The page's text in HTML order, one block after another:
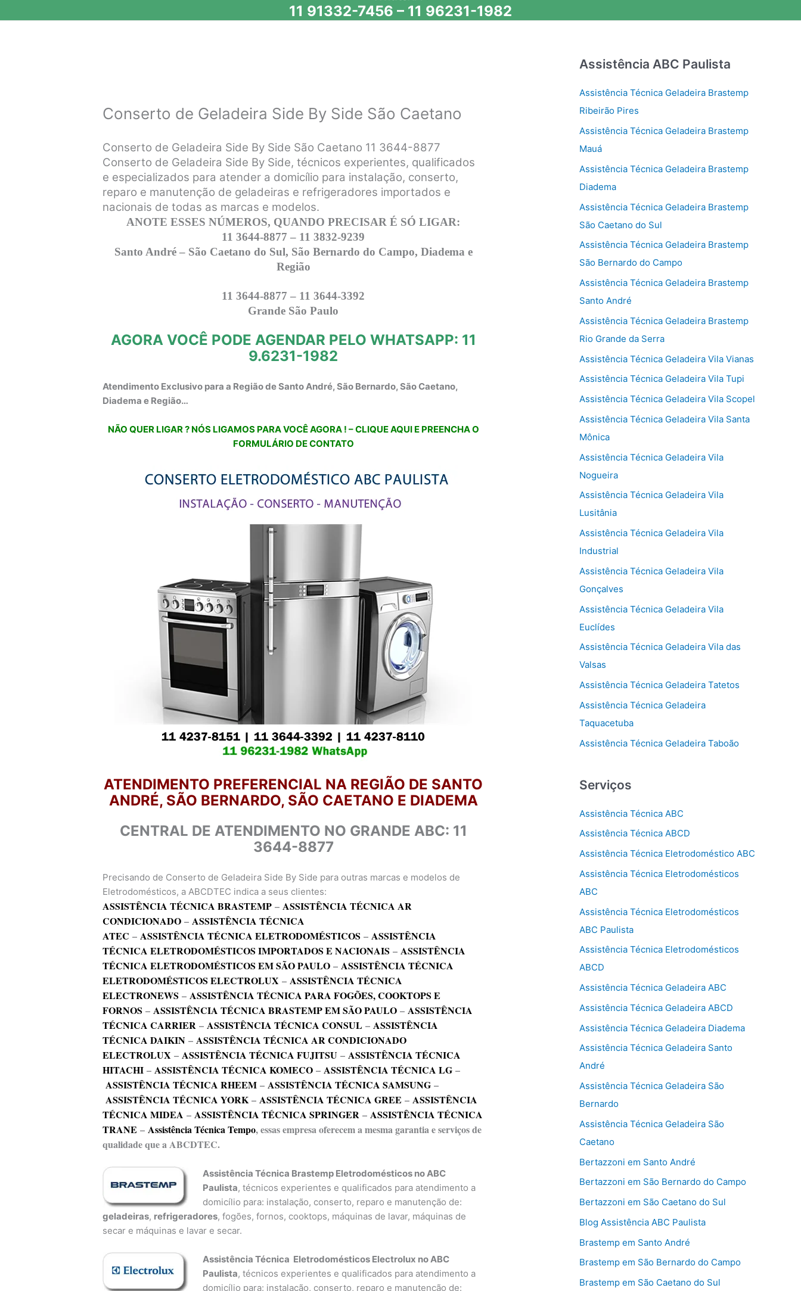
11 91332-7456 – 11 96231-1982
Conserto de Geladeira Side By Side São Caetano
Conserto de Geladeira Side By Side São Caetano 11 3644-8877
Conserto de Geladeira Side By Side, técnicos experientes, qualificados
e especializados para atender a domicílio para instalação, conserto,
reparo e manutenção de geladeiras e refrigeradores importados e
nacionais de todas as marcas e modelos.
ANOTE ESSES NÚMEROS, QUANDO PRECISAR É SÓ LIGAR:
11 3644-8877 – 11 3832-9239
Santo André – São Caetano do Sul, São Bernardo do Campo, Diadema e
Região
11 3644-8877 – 11 3644-3392
Grande São Paulo
AGORA VOCÊ PODE AGENDAR PELO WHATSAPP: 11
9.6231-1982
Atendimento Exclusivo para a Região de Santo André, São Bernardo, São Caetano,
Diadema e Região…
NÃO QUER LIGAR ? NÓS LIGAMOS PARA VOCÊ AGORA ! – CLIQUE AQUI E PREENCHA O
FORMULÁRIO DE CONTATO
ATENDIMENTO PREFERENCIAL NA REGIÃO DE SANTO
ANDRÉ, SÃO BERNARDO, SÃO CAETANO E DIADEMA
CENTRAL DE ATENDIMENTO NO GRANDE ABC: 11
3644-8877
Precisando de Conserto de Geladeira Side By Side para outras marcas e modelos de
Eletrodomésticos, a ABCDTEC indica a seus clientes:
ASSISTÊNCIA TÉCNICA BRASTEMP –ASSISTÊNCIA TÉCNICA AR
CONDICIONADO –ASSISTÊNCIA TÉCNICA
ATEC –ASSISTÊNCIA TÉCNICA ELETRODOMÉSTICOS –ASSISTÊNCIA
TÉCNICA ELETRODOMÉSTICOS IMPORTADOS E NACIONAIS –ASSISTÊNCIA
TÉCNICA ELETRODOMÉSTICOS EM SÃO PAULO –ASSISTÊNCIA TÉCNICA
ELETRODOMÉSTICOS ELECTROLUX –ASSISTÊNCIA TÉCNICA
ELECTRONEWS –ASSISTÊNCIA TÉCNICA PARA FOGÕES, COOKTOPS E
FORNOS –ASSISTÊNCIA TÉCNICA BRASTEMP EM SÃO PAULO –ASSISTÊNCIA
TÉCNICA CARRIER –ASSISTÊNCIA TÉCNICA CONSUL –ASSISTÊNCIA
TÉCNICA DAIKIN –ASSISTÊNCIA TÉCNICA AR CONDICIONADO
ELECTROLUX –ASSISTÊNCIA TÉCNICA FUJITSU –ASSISTÊNCIA TÉCNICA
HITACHI –ASSISTÊNCIA TÉCNICA KOMECO –ASSISTÊNCIA TÉCNICA LG –
ASSISTÊNCIA TÉCNICA RHEEM –ASSISTÊNCIA TÉCNICA SAMSUNG –
ASSISTÊNCIA TÉCNICA YORK–ASSISTÊNCIA TÉCNICA GREE –ASSISTÊNCIA
TÉCNICA MIDEA –ASSISTÊNCIA TÉCNICA SPRINGER –ASSISTÊNCIA TÉCNICA
TRANE –Assistência Técnica Tempo, essas empresa oferecem a mesma garantia e serviços de
qualidade que a ABCDTEC.
Assistência Técnica Brastemp Eletrodomésticos no ABC
Paulista, técnicos experientes e qualificados para atendimento a
domicílio para: instalação, conserto, reparo e manutenção de:
geladeiras, refrigeradores, fogões, fornos, cooktops, máquinas de lavar, máquinas de
secar e máquinas e lavar e secar.
Assistência Técnica Eletrodomésticos Electrolux no ABC
Paulista, técnicos experientes e qualificados para atendimento a
domicílio para: instalação, conserto, reparo e manutenção de:
Assistência ABC Paulista
Assistência Técnica Geladeira Brastemp
Ribeirão Pires
Assistência Técnica Geladeira Brastemp
Mauá
Assistência Técnica Geladeira Brastemp
Diadema
Assistência Técnica Geladeira Brastemp
São Caetano do Sul
Assistência Técnica Geladeira Brastemp
São Bernardo do Campo
Assistência Técnica Geladeira Brastemp
Santo André
Assistência Técnica Geladeira Brastemp
Rio Grande da Serra
Assistência Técnica Geladeira Vila Vianas
Assistência Técnica Geladeira Vila Tupi
Assistência Técnica Geladeira Vila Scopel
Assistência Técnica Geladeira Vila Santa
Mônica
Assistência Técnica Geladeira Vila
Nogueira
Assistência Técnica Geladeira Vila
Lusitânia
Assistência Técnica Geladeira Vila
Industrial
Assistência Técnica Geladeira Vila
Gonçalves
Assistência Técnica Geladeira Vila
Euclídes
Assistência Técnica Geladeira Vila das
Valsas
Assistência Técnica Geladeira Tatetos
Assistência Técnica Geladeira
Taquacetuba
Assistência Técnica Geladeira Taboão
Serviços
Assistência Técnica ABC
Assistência Técnica ABCD
Assistência Técnica Eletrodoméstico ABC
Assistência Técnica Eletrodomésticos
ABC
Assistência Técnica Eletrodomésticos
ABC Paulista
Assistência Técnica Eletrodomésticos
ABCD
Assistência Técnica Geladeira ABC
Assistência Técnica Geladeira ABCD
Assistência Técnica Geladeira Diadema
Assistência Técnica Geladeira Santo
André
Assistência Técnica Geladeira São
Bernardo
Assistência Técnica Geladeira São
Caetano
Bertazzoni em Santo André
Bertazzoni em São Bernardo do Campo
Bertazzoni em São Caetano do Sul
Blog Assistência ABC Paulista
Brastemp em Santo André
Brastemp em São Bernardo do Campo
Brastemp em São Caetano do Sul